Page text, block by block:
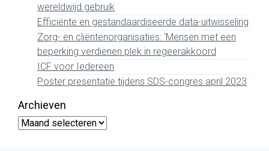
wereldwijd gebruik
Efficiënte en gestandaardiseerde data-uitwisseling
Zorg- en cliëntenorganisaties: ‘Mensen met een
beperking verdienen plek in regeerakkoord
ICF voor Iedereen
Poster presentatie tijdens SDS-congres april 2023
Archieven
Archieven